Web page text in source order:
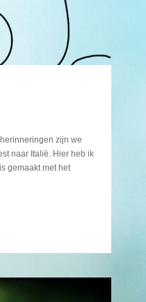
zijn we
naar Italië. Hier heb ik
gemaakt met het